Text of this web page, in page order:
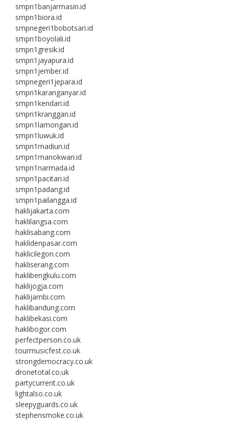
smpn1banjarmasin.id
smpn1biora.id
smpnegeri1bobotsari.id
smpn1boyolali.id
smpn1gresik.id
smpn1jayapura.id
smpn1jember.id
smpnegeri1jepara.id
smpn1karanganyar.id
smpn1kendari.id
smpn1kranggan.id
smpn1lamongan.id
smpn1luwuk.id
smpn1madiun.id
smpn1manokwari.id
smpn1narmada.id
smpn1pacitan.id
smpn1padang.id
smpn1pailangga.id
haklijakarta.com
haklilangsa.com
haklisabang.com
haklidenpasar.com
haklicilegon.com
hakliserang.com
haklibengkulu.com
haklijogja.com
haklijambi.com
haklibandung.com
haklibekasi.com
haklibogor.com
perfectperson.co.uk
tourmusicfest.co.uk
strongdemocracy.co.uk
dronetotal.co.uk
partycurrent.co.uk
lightalso.co.uk
sleepyguards.co.uk
stephensmoke.co.uk